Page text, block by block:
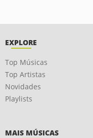
EXPLORE
Top Músicas
Top Artistas
Novidades
Playlists
MAIS MÚSICAS